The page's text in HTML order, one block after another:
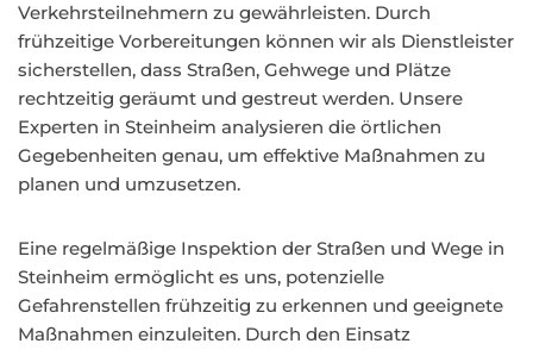
Verkehrsteilnehmern zu gewährleisten. Durch
frühzeitige Vorbereitungen können wir als Dienstleister
sicherstellen, dass Straßen, Gehwege und Plätze
rechtzeitig geräumt und gestreut werden. Unsere
Experten in Steinheim analysieren die örtlichen
Gegebenheiten genau, um effektive Maßnahmen zu
planen und umzusetzen.
Eine regelmäßige Inspektion der Straßen und Wege in
Steinheim ermöglicht es uns, potenzielle
Gefahrenstellen frühzeitig zu erkennen und geeignete
Maßnahmen einzuleiten. Durch den Einsatz